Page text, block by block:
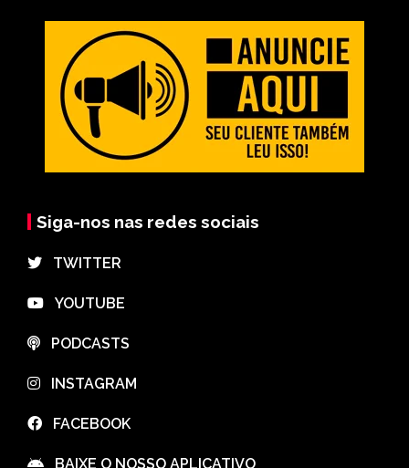
Siga-nos nas redes sociais
⠀TWITTER
⠀YOUTUBE
⠀PODCASTS
⠀INSTAGRAM
⠀FACEBOOK
⠀BAIXE O NOSSO APLICATIVO